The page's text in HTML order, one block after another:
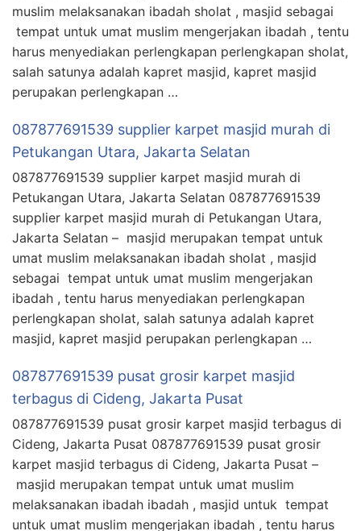
muslim melaksanakan ibadah sholat , masjid sebagai
tempat untuk umat muslim mengerjakan ibadah , tentu
harus menyediakan perlengkapan perlengkapan sholat,
salah satunya adalah kapret masjid, kapret masjid
perupakan perlengkapan …
087877691539 supplier karpet masjid murah di
Petukangan Utara, Jakarta Selatan
087877691539 supplier karpet masjid murah di
Petukangan Utara, Jakarta Selatan 087877691539
supplier karpet masjid murah di Petukangan Utara,
Jakarta Selatan – masjid merupakan tempat untuk
umat muslim melaksanakan ibadah sholat , masjid
sebagai tempat untuk umat muslim mengerjakan
ibadah , tentu harus menyediakan perlengkapan
perlengkapan sholat, salah satunya adalah kapret
masjid, kapret masjid perupakan perlengkapan …
087877691539 pusat grosir karpet masjid
terbagus di Cideng, Jakarta Pusat
087877691539 pusat grosir karpet masjid terbagus di
Cideng, Jakarta Pusat 087877691539 pusat grosir
karpet masjid terbagus di Cideng, Jakarta Pusat –
masjid merupakan tempat untuk umat muslim
melaksanakan ibadah ibadah , masjid untuk tempat
untuk umat muslim mengerjakan ibadah , tentu harus